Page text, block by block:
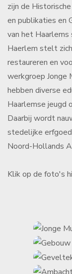
zijn de
en publikaties en
van het
Haerlem stelt
restaureren en
werkgroep Jonge
hebben diverse
Haarlemse jeugd
Daarbij wordt
stedelijke
Noord-Hollands
Klik op de foto's